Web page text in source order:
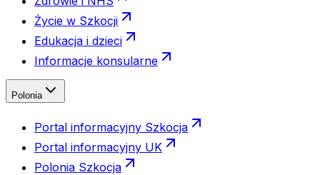
Życie w Szkocji
Edukacja i dzieci
Informacje konsularne
Polonia
Portal informacyjny Szkocja
Portal informacyjny UK
Polonia Szkocja